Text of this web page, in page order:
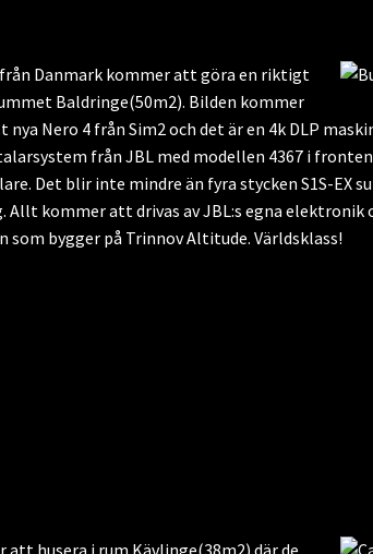
från Danmark kommer att göra en riktigt
Baldringe(50m2). Bilden kommer
nya Nero 4 från Sim2 och det är en 4k DLP
från JBL med modellen 4367 i fronten
Det blir inte mindre än fyra stycken S1S-EX
Allt kommer att drivas av JBL:s egna
som bygger på Trinnov Altitude. Världsklass!
att husera i rum Kävlinge(38m2) där de